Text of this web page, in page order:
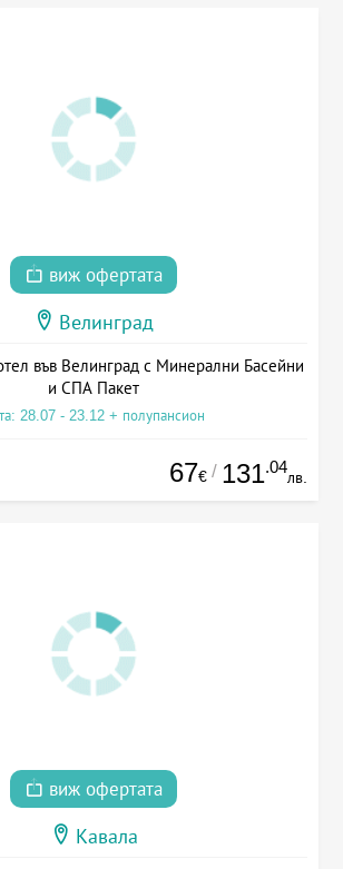
виж офертата
Велинград
във Велинград с Минерални Басейни
и СПА Пакет
28.07 - 23.12 + полупансион
67€ / 131.04
лв.
виж офертата
Кавала